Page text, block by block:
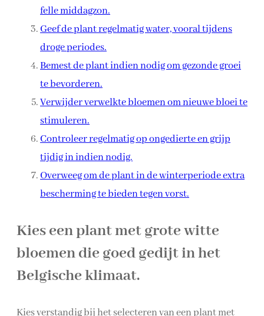
felle middagzon.
Geef de plant regelmatig water, vooral tijdens
droge periodes.
Bemest de plant indien nodig om gezonde groei
te bevorderen.
Verwijder verwelkte bloemen om nieuwe bloei te
stimuleren.
Controleer regelmatig op ongedierte en grijp
tijdig in indien nodig.
Overweeg om de plant in de winterperiode extra
bescherming te bieden tegen vorst.
Kies een plant met grote witte
bloemen die goed gedijt in het
Belgische klimaat.
Kies verstandig bij het selecteren van een plant met